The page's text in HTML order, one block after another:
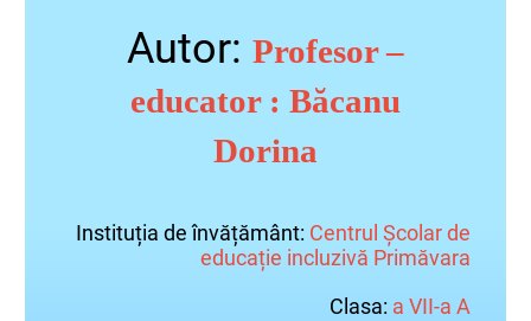
Autor: Profesor –
educator : Băcanu
Dorina
Instituția de învățământ: Centrul Școlar de
educație incluzivă Primăvara
Clasa: a VII-a A